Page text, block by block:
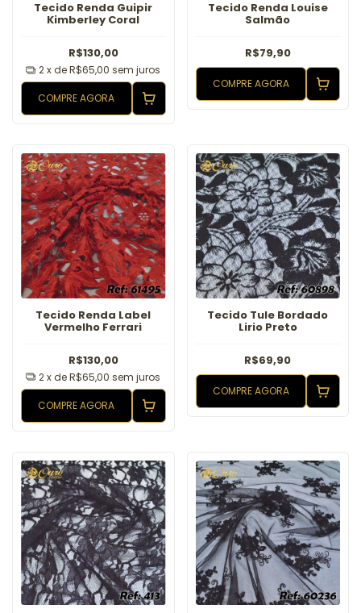
Tecido Renda Guipir
Kimberley Coral
R$130,00
2x deR$65,00 sem juros
COMPRE AGORA
Tecido Renda Louise
Salmão
R$79,90
COMPRE AGORA
Tecido Renda Label
Vermelho Ferrari
R$130,00
2x deR$65,00 sem juros
COMPRE AGORA
Tecido Tule Bordado
Lirio Preto
R$69,90
COMPRE AGORA